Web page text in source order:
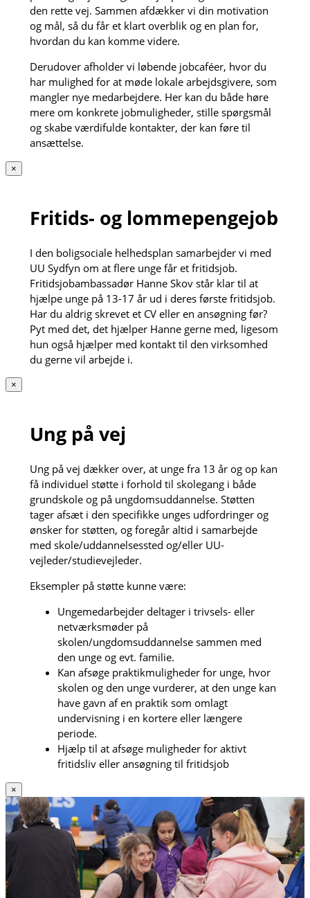
den rette vej. Sammen afdækker vi din motivation
og mål, så du får et klart overblik og en plan for,
hvordan du kan komme videre.
Derudover afholder vi løbende jobcaféer, hvor du
har mulighed for at møde lokale arbejdsgivere, som
mangler nye medarbejdere. Her kan du både høre
mere om konkrete jobmuligheder, stille spørgsmål
og skabe værdifulde kontakter, der kan føre til
ansættelse.
×
Fritids- og lommepengejob
I den boligsociale helhedsplan samarbejder vi med
UU Sydfyn om at flere unge får et fritidsjob.
Fritidsjobambassadør Hanne Skov står klar til at
hjælpe unge på 13-17 år ud i deres første fritidsjob.
Har du aldrig skrevet et CV eller en ansøgning før?
Pyt med det, det hjælper Hanne gerne med, ligesom
hun også hjælper med kontakt til den virksomhed
du gerne vil arbejde i.
×
Ung på vej
Ung på vej dækker over, at unge fra 13 år og op kan
få individuel støtte i forhold til skolegang i både
grundskole og på ungdomsuddannelse. Støtten
tager afsæt i den specifikke unges udfordringer og
ønsker for støtten, og foregår altid i samarbejde
med skole/uddannelsessted og/eller UU-
vejleder/studievejleder.
Eksempler på støtte kunne være:
Ungemedarbejder deltager i trivsels- eller
netværksmøder på
skolen/ungdomsuddannelse sammen med
den unge og evt. familie.
Kan afsøge praktikmuligheder for unge, hvor
skolen og den unge vurderer, at den unge kan
have gavn af en praktik som omlagt
undervisning i en kortere eller længere
periode.
Hjælp til at afsøge muligheder for aktivt
fritidsliv eller ansøgning til fritidsjob
×